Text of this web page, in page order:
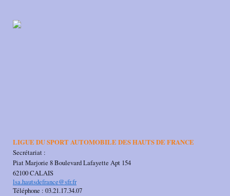
LIGUE DU SPORT AUTOMOBILE DES HAUTS DE FRANCE
Secrétariat :
Piat Marjorie 8 Boulevard Lafayette Apt 154
62100 CALAIS
lsa.hautsdefrance@sfr.fr
Téléphone : 03.21.17.34.07